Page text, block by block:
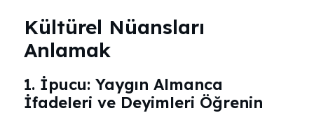
Kültürel Nüansları
Anlamak
1. İpucu: Yaygın Almanca
İfadeleri ve Deyimleri Öğrenin